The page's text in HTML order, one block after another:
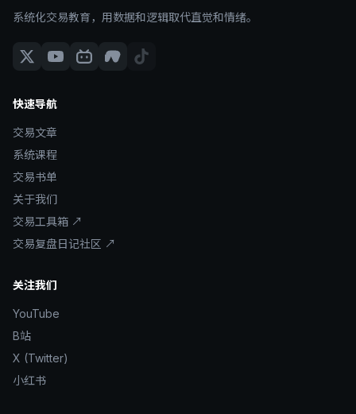
系统化交易教育，用数据和逻辑取代直觉和情绪。
快速导航
交易文章
系统课程
交易书单
关于我们
交易工具箱 ↗
交易复盘日记社区 ↗
关注我们
YouTube
B站
X (Twitter)
小红书